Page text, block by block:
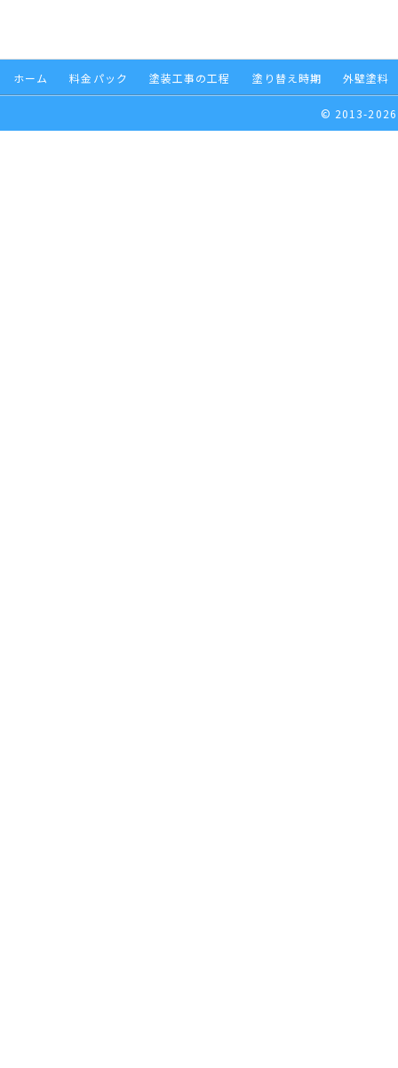
ホーム 料金パック 塗装工事の工程 塗り替え時期 外壁塗料
© 2013-2026